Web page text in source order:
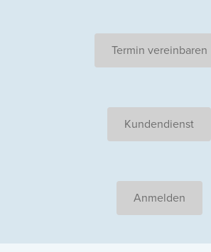
Termin vereinbaren
Kundendienst
Anmelden